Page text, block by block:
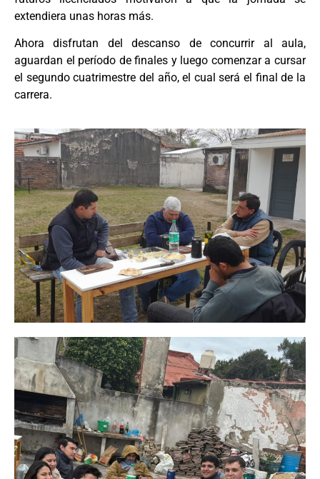
extendiera unas horas más.
Ahora disfrutan del descanso de concurrir al aula,
aguardan el período de finales y luego comenzar a cursar
el segundo cuatrimestre del año, el cual será el final de la
carrera.